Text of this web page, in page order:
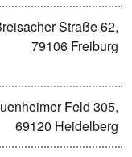
Straße 62,
79106 Freiburg
Feld 305,
69120 Heidelberg